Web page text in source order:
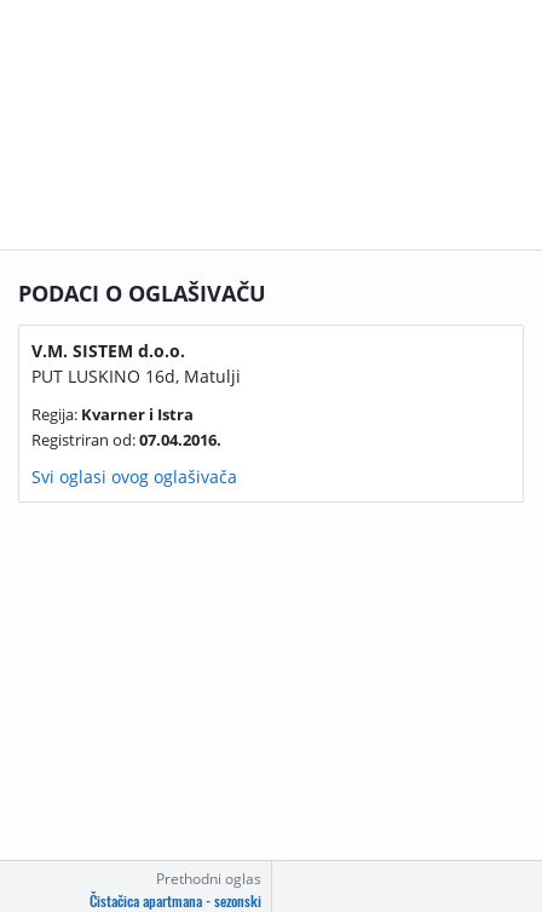
Prethodni oglas
Čistačica apartmana - sezonski
PODACI O OGLAŠIVAČU
V.M. SISTEM d.o.o.
PUT LUSKINO 16d, Matulji
Regija: Kvarner i Istra
Registriran od:07.04.2016.
Svi oglasi ovog oglašivača